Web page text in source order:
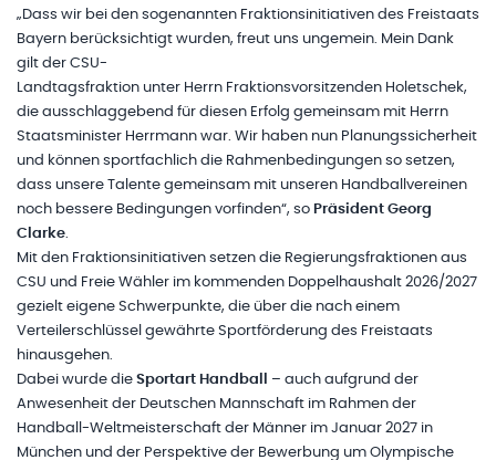
„Dass wir bei den sogenannten Fraktionsinitiativen des Freistaats
Bayern berücksichtigt wurden, freut uns ungemein. Mein Dank
gilt der CSU-
Landtagsfraktion unter Herrn Fraktionsvorsitzenden Holetschek,
die ausschlaggebend für diesen Erfolg gemeinsam mit Herrn
Staatsminister Herrmann war. Wir haben nun Planungssicherheit
und können sportfachlich die Rahmenbedingungen so setzen,
dass unsere Talente gemeinsam mit unseren Handballvereinen
noch bessere Bedingungen vorfinden“, so Präsident Georg
Clarke.
Mit den Fraktionsinitiativen setzen die Regierungsfraktionen aus
CSU und Freie Wähler im kommenden Doppelhaushalt 2026/2027
gezielt eigene Schwerpunkte, die über die nach einem
Verteilerschlüssel gewährte Sportförderung des Freistaats
hinausgehen.
Dabei wurde die Sportart Handball
– auch aufgrund der
Anwesenheit der Deutschen Mannschaft im Rahmen der
Handball-Weltmeisterschaft der Männer im Januar 2027 in
München und der Perspektive der Bewerbung um Olympische